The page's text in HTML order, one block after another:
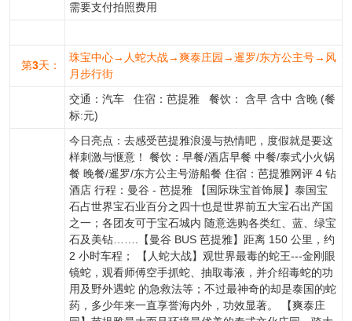
需要支付拍照费用
第3天：
珠宝中心→人蛇大战→爽泰庄园→暹罗/东方公主号→风
月步行街
交通：汽车 住宿：芭提雅 餐饮： 含早 含中 含晚 (餐
标:元)
今日亮点：去感受芭提雅浪漫与热情吧，度假就是要这
样刺激与惬意！ 餐饮：早餐/酒店早餐 中餐/泰式小火锅
餐 晚餐/暹罗/东方公主号游船餐 住宿：芭提雅网评 4 钻
酒店 行程：曼谷 - 芭提雅 【国际珠宝首饰展】泰国宝
石占世界宝石业百分之四十也是世界前五大宝石出产国
之一；各团友可于宝石城内 随意选购各类红、蓝、绿宝
石及美钻…….【曼谷 BUS 芭提雅】距离 150 公里，约
2 小时车程； 【人蛇大战】观世界最毒的蛇王---金刚眼
镜蛇，观看师傅空手抓蛇、抽取毒液，并介绍毒蛇的功
用及野外遇蛇 的急救法等；不过最神奇的却是泰国的蛇
药，多少年来一直享誉海内外，功效显著。 【爽泰庄